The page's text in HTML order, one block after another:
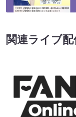
関連ライブ配